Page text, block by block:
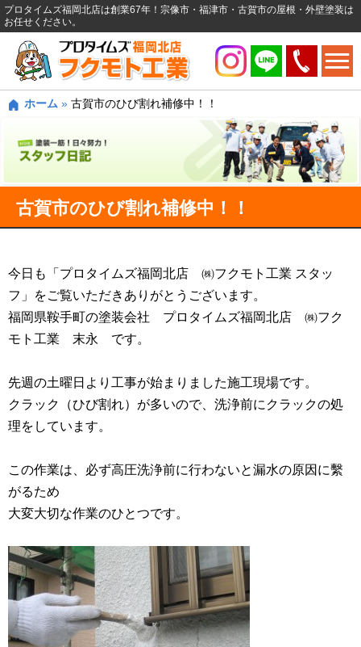
プロタイムズ福岡北店は創業67年！宗像市・福津市・古賀市の屋根・外壁塗装は
お任せください。
ホーム » 古賀市のひび割れ補修中！！
古賀市のひび割れ補修中！！
今日も「プロタイムズ福岡北店 ㈱フクモト工業 スタッ
フ」をご覧いただきありがとうございます。
福岡県鞍手町の塗装会社 プロタイムズ福岡北店 ㈱フク
モト工業 末永 です。
先週の土曜日より工事が始まりました施工現場です。
クラック（ひび割れ）が多いので、洗浄前にクラックの処
理をしています。
この作業は、必ず高圧洗浄前に行わないと漏水の原因に繫
がるため
大変大切な作業のひとつです。